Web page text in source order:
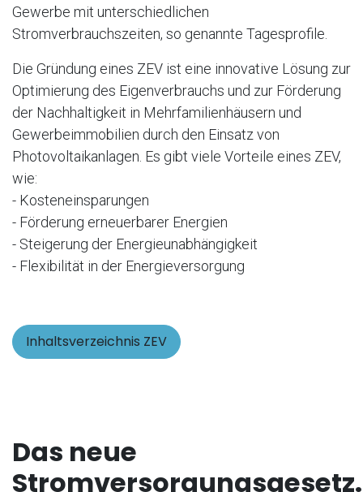
Gewerbe mit unterschiedlichen
Stromverbrauchszeiten, so genannte Tagesprofile.
Die Gründung eines ZEV ist eine innovative Lösung zur
Optimierung des Eigenverbrauchs und zur Förderung
der Nachhaltigkeit in Mehrfamilienhäusern und
Gewerbeimmobilien durch den Einsatz von
Photovoltaikanlagen. Es gibt viele Vorteile eines ZEV,
wie:
- Kosteneinsparungen
- Förderung erneuerbarer Energien
- Steigerung der Energieunabhängigkeit
- Flexibilität in der Energieversorgung
Inhaltsverzeichnis ZEV
Das neue
Stromversorgungsgesetz.